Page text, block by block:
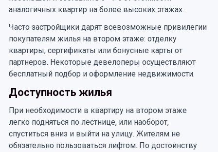
аналогичных квартир на более высоких этажах.
Часто застройщики дарят всевозможные привилегии
покупателям жилья на втором этаже: отделку
квартиры, сертификаты или бонусные карты от
партнеров. Некоторые девелоперы осуществляют
бесплатный подбор и оформление недвижимости.
Доступность жилья
При необходимости в квартиру на втором этаже
легко подняться по лестнице, или наоборот,
спуститься вниз и выйти на улицу. Жителям не
обязательно пользоваться лифтом. По достоинству